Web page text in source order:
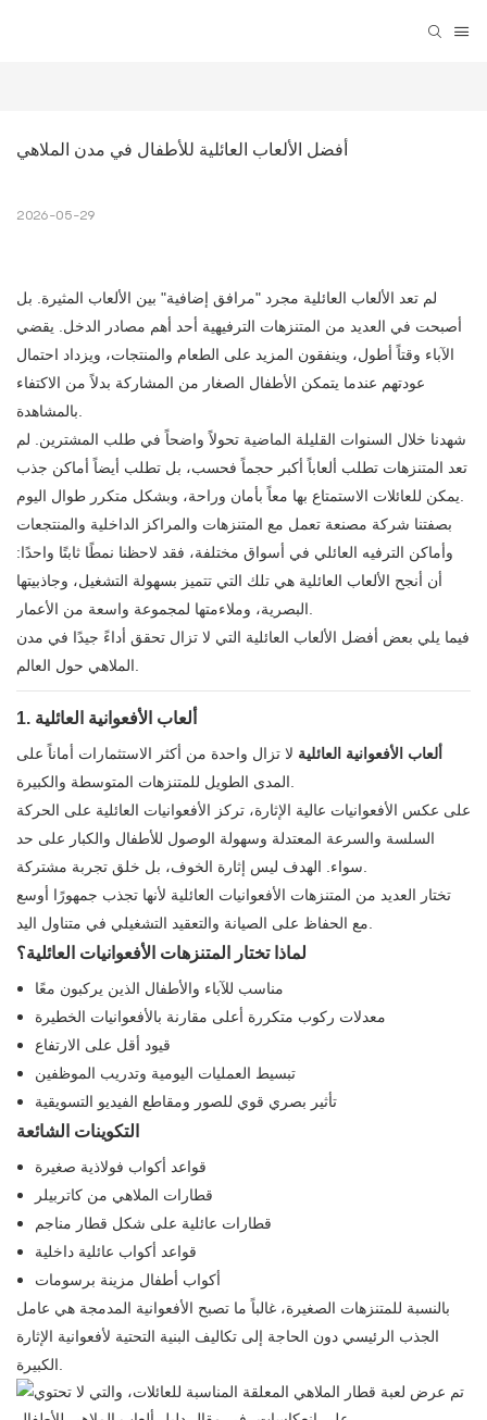
أفضل الألعاب العائلية للأطفال في مدن الملاهي
2026-05-29
لم تعد الألعاب العائلية مجرد "مرافق إضافية" بين الألعاب المثيرة. بل
أصبحت في العديد من المتنزهات الترفيهية أحد أهم مصادر الدخل. يقضي
الآباء وقتاً أطول، وينفقون المزيد على الطعام والمنتجات، ويزداد احتمال
عودتهم عندما يتمكن الأطفال الصغار من المشاركة بدلاً من الاكتفاء
بالمشاهدة.
شهدنا خلال السنوات القليلة الماضية تحولاً واضحاً في طلب المشترين. لم
تعد المتنزهات تطلب ألعاباً أكبر حجماً فحسب، بل تطلب أيضاً أماكن جذب
يمكن للعائلات الاستمتاع بها معاً بأمان وراحة، وبشكل متكرر طوال اليوم.
بصفتنا شركة مصنعة تعمل مع المتنزهات والمراكز الداخلية والمنتجعات
وأماكن الترفيه العائلي في أسواق مختلفة، فقد لاحظنا نمطًا ثابتًا واحدًا:
أن أنجح الألعاب العائلية هي تلك التي تتميز بسهولة التشغيل، وجاذبيتها
البصرية، وملاءمتها لمجموعة واسعة من الأعمار.
فيما يلي بعض أفضل الألعاب العائلية التي لا تزال تحقق أداءً جيدًا في مدن
الملاهي حول العالم.
1. ألعاب الأفعوانية العائلية
ألعاب الأفعوانية العائلية لا تزال واحدة من أكثر الاستثمارات أماناً على
المدى الطويل للمتنزهات المتوسطة والكبيرة.
على عكس الأفعوانيات عالية الإثارة، تركز الأفعوانيات العائلية على الحركة
السلسة والسرعة المعتدلة وسهولة الوصول للأطفال والكبار على حد
سواء. الهدف ليس إثارة الخوف، بل خلق تجربة مشتركة.
تختار العديد من المتنزهات الأفعوانيات العائلية لأنها تجذب جمهورًا أوسع
مع الحفاظ على الصيانة والتعقيد التشغيلي في متناول اليد.
لماذا تختار المتنزهات الأفعوانيات العائلية؟
مناسب للآباء والأطفال الذين يركبون معًا
معدلات ركوب متكررة أعلى مقارنة بالأفعوانيات الخطيرة
قيود أقل على الارتفاع
تبسيط العمليات اليومية وتدريب الموظفين
تأثير بصري قوي للصور ومقاطع الفيديو التسويقية
التكوينات الشائعة
قواعد أكواب فولاذية صغيرة
قطارات الملاهي من كاتربيلر
قطارات عائلية على شكل قطار مناجم
قواعد أكواب عائلية داخلية
أكواب أطفال مزينة برسومات
بالنسبة للمتنزهات الصغيرة، غالباً ما تصبح الأفعوانية المدمجة هي عامل
الجذب الرئيسي دون الحاجة إلى تكاليف البنية التحتية لأفعوانية الإثارة
الكبيرة.